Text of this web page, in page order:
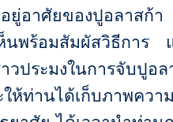
ยู่อาศัยของปูอลาสก้า
นพร้อมสัมผัสวิธีการ
ประมงในการจับปูอล
านได้เก็บภาพควา